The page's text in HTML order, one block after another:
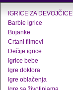
IGRICE ZA DEVOJČICE
Barbie igrice
Bojanke
Crtani filmovi
Dečije igrice
Igrice bebe
Igre doktora
Igre oblačenja